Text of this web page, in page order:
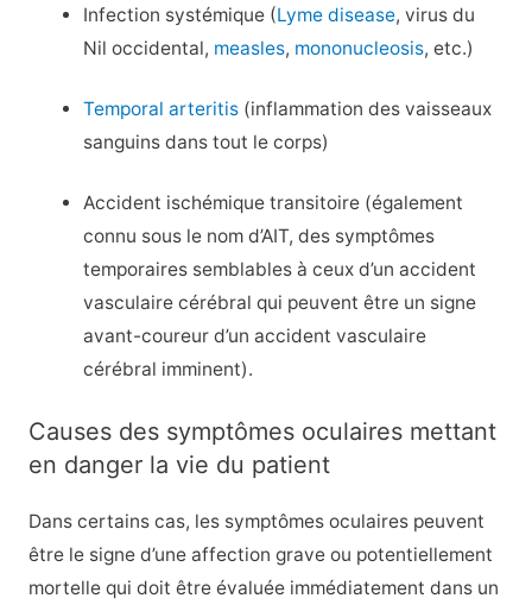
Infection systémique (Lyme disease, virus du
Nil occidental, measles, mononucleosis, etc.)
Temporal arteritis (inflammation des vaisseaux
sanguins dans tout le corps)
Accident ischémique transitoire (également
connu sous le nom d’AIT, des symptômes
temporaires semblables à ceux d’un accident
vasculaire cérébral qui peuvent être un signe
avant-coureur d’un accident vasculaire
cérébral imminent).
Causes des symptômes oculaires mettant
en danger la vie du patient
Dans certains cas, les symptômes oculaires peuvent
être le signe d’une affection grave ou potentiellement
mortelle qui doit être évaluée immédiatement dans un